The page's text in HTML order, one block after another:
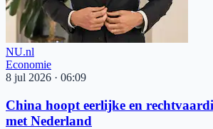
NU.nl
Economie
8 jul 2026 · 06:09
China hoopt eerlijke en
met Nederland